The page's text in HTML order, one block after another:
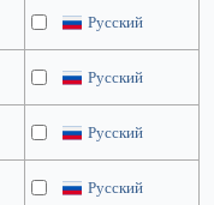
Русский
Русский
Русский
Русский